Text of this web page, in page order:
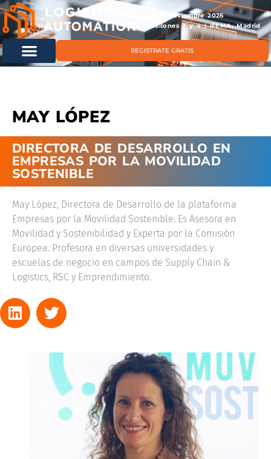
11 & 12 noviembre 2026
Pabellones 2 y 4 | IFEMA, Madrid
REGISTRATE GRATIS
MAY LÓPEZ
DIRECTORA DE DESARROLLO EN
EMPRESAS POR LA MOVILIDAD
SOSTENIBLE
May López, Directora de Desarrollo de la plataforma
Empresas por la Movilidad Sostenible. Es Asesora en
Movilidad y Sostenibilidad y Experta por la Comisión
Europea. Profesora en diversas universidades y
escuelas de negocio en campos de Supply Chain &
Logistics, RSC y Emprendimiento.
MAY LÓPEZ